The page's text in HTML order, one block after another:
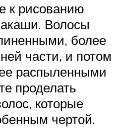
к рисованию
Волосы
более
части, и потом
распыленными
проделать
которые
чертой.